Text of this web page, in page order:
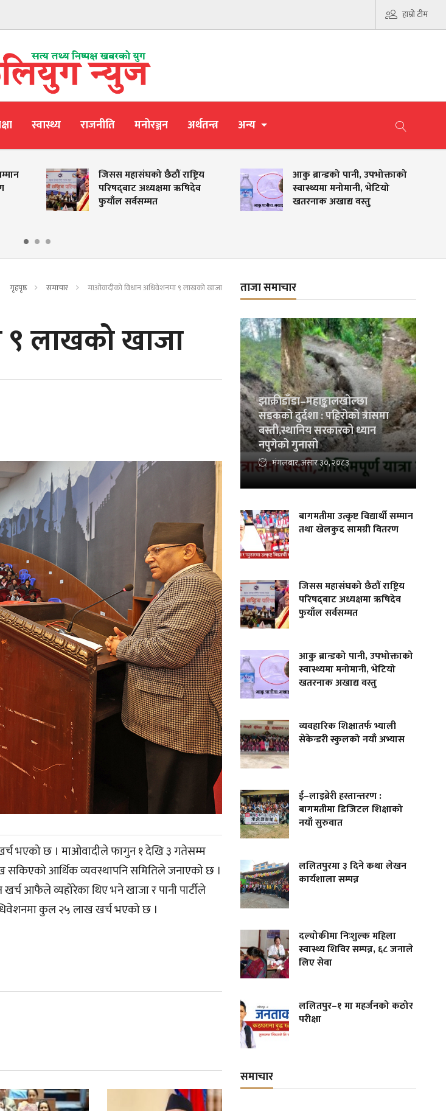
हाम्रो टीम
स्वास्थ्य राजनीति मनोरञ्जन अर्थतन्त्र अन्य
जिसस महासंघको छैठौं राष्ट्रिय
परिषद्‌बाट अध्यक्षमा ऋषिदेव
फुयाँल सर्वसम्मत
आकु ब्रान्डको पानी, उपभोक्ताको
स्वास्थ्यमा मनोमानी, भेटियो
खतरनाक अखाद्य वस्तु
गृहपृष्ठ समाचार माओवादीको विधान अधिवेशनमा ९ लाखको खाजा
९ लाखको खाजा
भएको छ । माओवादीले फागुन १ देखि ३ गतेसम्म
सकिएको आर्थिक व्यवस्थापनि समितिले जनाएको छ ।
आफैले व्यहोरेका थिए भने खाजा र पानी पार्टीले
कुल २५ लाख खर्च भएको छ ।
ताजा समाचार
झाक्रीडाँडा–महाङ्कालखोल्छा
सडकको दुर्दशा : पहिरोको त्रासमा
बस्ती,स्थानिय सरकारको ध्यान
नपुगेको गुनासो
मंगलबार, असार ३०, २०८३
बागमतीमा उत्कृष्ट विद्यार्थी सम्मान
तथा खेलकुद सामग्री वितरण
जिसस महासंघको छैठौं राष्ट्रिय
परिषद्‌बाट अध्यक्षमा ऋषिदेव
फुयाँल सर्वसम्मत
आकु ब्रान्डको पानी, उपभोक्ताको
स्वास्थ्यमा मनोमानी, भेटियो
खतरनाक अखाद्य वस्तु
व्यवहारिक शिक्षातर्फ भ्याली
सेकेन्डरी स्कुलको नयाँ अभ्यास
ई–लाइब्रेरी हस्तान्तरण :
बागमतीमा डिजिटल शिक्षाको
नयाँ सुरुवात
ललितपुरमा ३ दिने कथा लेखन
कार्यशाला सम्पन्न
दल्चोकीमा निःशुल्क महिला
स्वास्थ्य शिविर सम्पन्न, ६८ जनाले
लिए सेवा
ललितपुर–१ मा महर्जनको कठोर
परीक्षा
समाचार